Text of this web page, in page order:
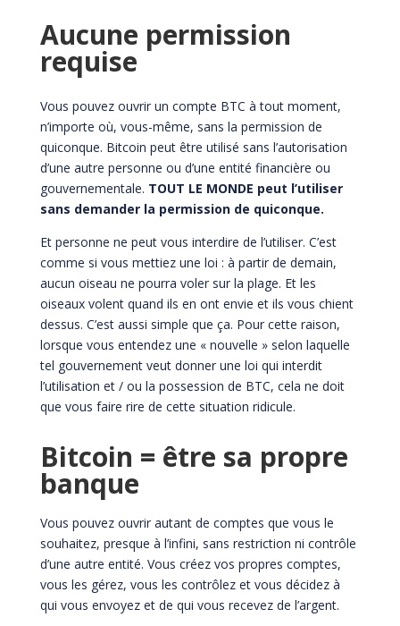
Aucune permission
requise
Vous pouvez ouvrir un compte BTC à tout moment,
n’importe où, vous-même, sans la permission de
quiconque. Bitcoin peut être utilisé sans l’autorisation
d’une autre personne ou d’une entité financière ou
gouvernementale. TOUT LE MONDE peut l’utiliser
sans demander la permission de quiconque.
Et personne ne peut vous interdire de l’utiliser. C’est
comme si vous mettiez une loi : à partir de demain,
aucun oiseau ne pourra voler sur la plage. Et les
oiseaux volent quand ils en ont envie et ils vous chient
dessus. C’est aussi simple que ça. Pour cette raison,
lorsque vous entendez une « nouvelle » selon laquelle
tel gouvernement veut donner une loi qui interdit
l’utilisation et / ou la possession de BTC, cela ne doit
que vous faire rire de cette situation ridicule.
Bitcoin = être sa propre
banque
Vous pouvez ouvrir autant de comptes que vous le
souhaitez, presque à l’infini, sans restriction ni contrôle
d’une autre entité. Vous créez vos propres comptes,
vous les gérez, vous les contrôlez et vous décidez à
qui vous envoyez et de qui vous recevez de l’argent.